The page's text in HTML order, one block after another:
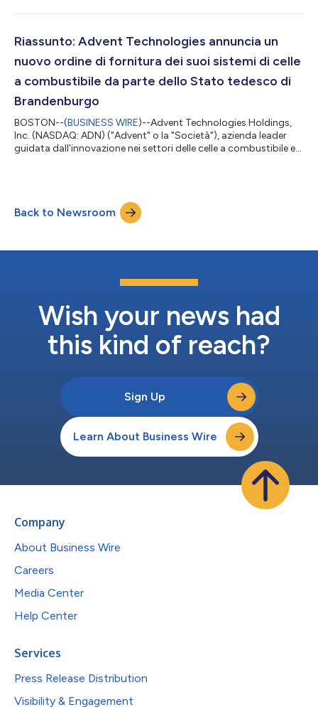
tecnologia brevettata di assemblaggio di elettrodi con
Advent, che ha dimostrato di rispondere ai requisiti relativi alle
Riassunto: Advent Technologies annuncia un
nuovo ordine di fornitura dei suoi sistemi di celle
a combustibile da parte dello Stato tedesco di
Brandenburgo
BOSTON--(BUSINESS WIRE)--Advent Technologies Holdings,
Inc. (NASDAQ: ADN) ("Advent" o la "Società"), azienda leader
guidata dall'innovazione nei settori delle celle a combustibile e
metanolo (“Serene”), parte dell'accordo triennale annunciato
nel settembre 2022. Il valore complessivo dei sistemi di celle a
Back to Newsroom
Wish your news had
this kind of reach?
Sign Up
Learn About Business Wire
Company
About Business Wire
Careers
Media Center
Help Center
Services
Press Release Distribution
Visibility & Engagement